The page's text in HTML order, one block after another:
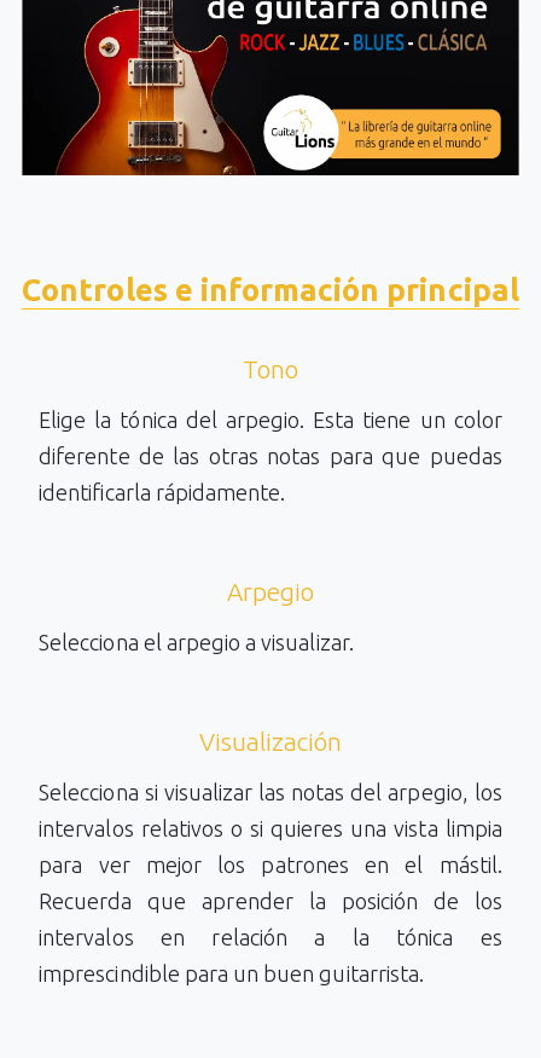
Controles e información principal
Tono
Elige la tónica del arpegio. Esta tiene un color
diferente de las otras notas para que puedas
identificarla rápidamente.
Arpegio
Selecciona el arpegio a visualizar.
Visualización
Selecciona si visualizar las notas del arpegio, los
intervalos relativos o si quieres una vista limpia
para ver mejor los patrones en el mástil.
Recuerda que aprender la posición de los
intervalos en relación a la tónica es
imprescindible para un buen guitarrista.